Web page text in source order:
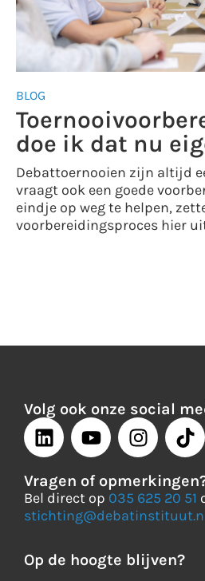
BLOG
doe ik dat nu
Debattoernooien zijn altijd
vraagt ook een goede
eindje op weg te helpen,
voorbereidingsproces hier
Volg ook onze social
Vragen of
Bel direct op 035 625 20 51
Op de hoogte blijven?